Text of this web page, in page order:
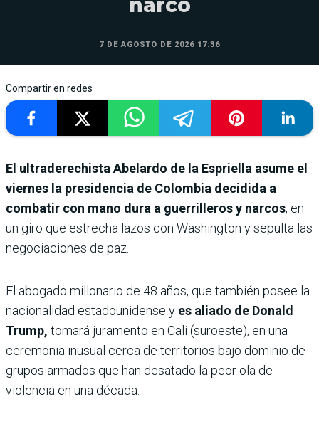
7 DE AGOSTO DE 2026 17:36
Compartir en redes
El ultraderechista Abelardo de la Espriella asume el
viernes la presidencia de Colombia decidida a
combatir con mano dura a guerrilleros y narcos, en
un giro que estrecha lazos con Washington y sepulta las
negociaciones de paz.
El abogado millonario de 48 años, que también posee la
nacionalidad estadounidense y es aliado de Donald
Trump, tomará juramento en Cali (suroeste), en una
ceremonia inusual cerca de territorios bajo dominio de
grupos armados que han desatado la peor ola de
violencia en una década.